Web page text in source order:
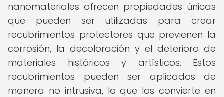
nanomateriales ofrecen propiedades únicas
que pueden ser utilizadas para crear
recubrimientos protectores que previenen la
corrosión, la decoloración y el deterioro de
materiales históricos y artísticos. Estos
recubrimientos pueden ser aplicados de
manera no intrusiva, lo que los convierte en